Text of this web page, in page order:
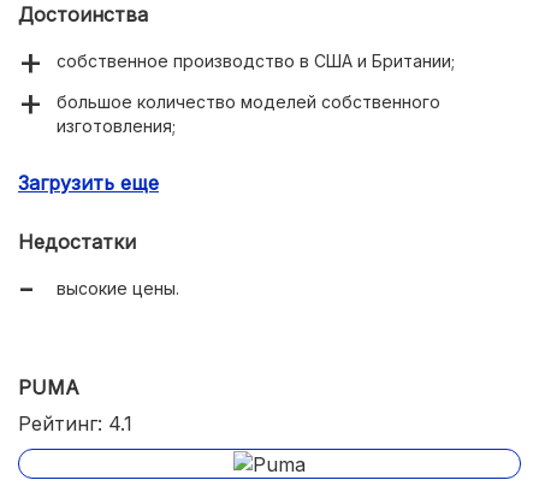
Достоинства
собственное производство в США и Британии;
большое количество моделей собственного
изготовления;
Загрузить еще
Недостатки
высокие цены.
PUMA
Рейтинг: 4.1